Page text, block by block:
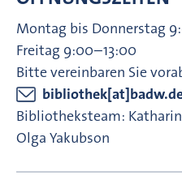
Montag bis Donnerstag
Freitag 9:00–13:00
Bitte vereinbaren Sie
Bibliotheksteam:
Olga Yakubson